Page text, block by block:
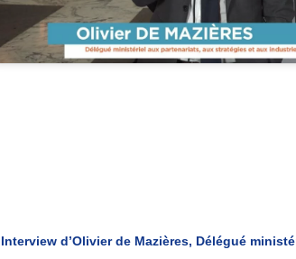
Interview d’Olivier de Mazières, Délégué